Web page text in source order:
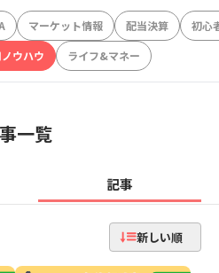
マーケット情報 配当決算
初心
ウハウ ライフ&マネー
一覧
記事
新しい順